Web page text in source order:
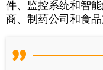
件、监控系统和智
商、制药公司和食品